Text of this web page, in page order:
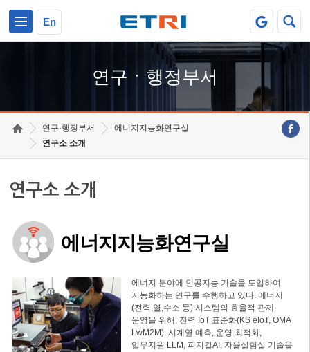
En
연구ㆍ행정부서
연구·행정부서
에너지지능화연구실
연구소 소개
연구소 소개
에너지지능화연구실
에너지 분야에 인공지능 기술을 도입하여
지능화하는 연구를 수행하고 있다. 에너지
(전력,열,수소 등) 시스템의 효율적 관제·
운영을 위해, 전력 IoT 표준화(KS eIoT, OMA
LwM2M), 시계열 예측, 운영 최적화,
업무지원 LLM, 피지컬AI, 자율실험실 기술을